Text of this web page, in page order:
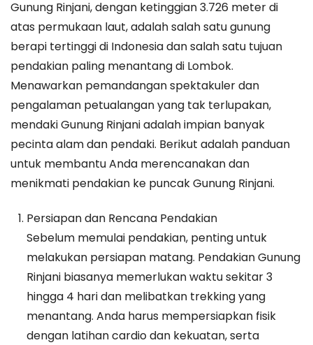
Rinjani:
Petualangan
Mendaki
ke
Puncak
Lombok
Gunung Rinjani, dengan ketinggian 3.726 meter di
atas permukaan laut, adalah salah satu gunung
berapi tertinggi di Indonesia dan salah satu tujuan
pendakian paling menantang di Lombok.
Menawarkan pemandangan spektakuler dan
pengalaman petualangan yang tak terlupakan,
mendaki Gunung Rinjani adalah impian banyak
pecinta alam dan pendaki. Berikut adalah panduan
untuk membantu Anda merencanakan dan
menikmati pendakian ke puncak Gunung Rinjani.
Persiapan dan Rencana Pendakian
Sebelum memulai pendakian, penting untuk
melakukan persiapan matang. Pendakian Gunung
Rinjani biasanya memerlukan waktu sekitar 3
hingga 4 hari dan melibatkan trekking yang
menantang. Anda harus mempersiapkan fisik
dengan latihan cardio dan kekuatan, serta